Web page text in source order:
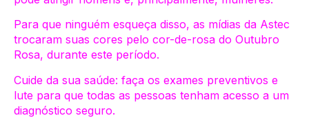
Para que ninguém esqueça disso, as mídias da Astec
trocaram suas cores pelo cor-de-rosa do Outubro
Rosa, durante este período.
Cuide da sua saúde: faça os exames preventivos e
lute para que todas as pessoas tenham acesso a um
diagnóstico seguro.